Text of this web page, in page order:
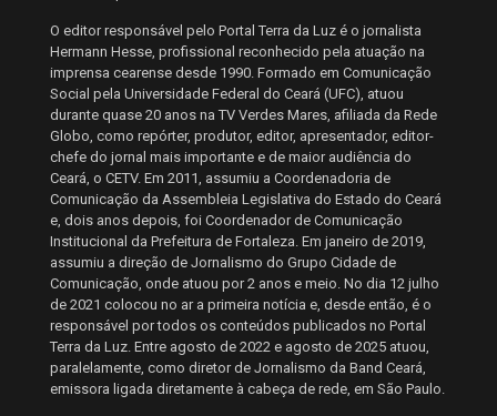
O editor responsável pelo Portal Terra da Luz é o jornalista
Hermann Hesse, profissional reconhecido pela atuação na
imprensa cearense desde 1990. Formado em Comunicação
Social pela Universidade Federal do Ceará (UFC), atuou
durante quase 20 anos na TV Verdes Mares, afiliada da Rede
Globo, como repórter, produtor, editor, apresentador, editor-
chefe do jornal mais importante e de maior audiência do
Ceará, o CETV. Em 2011, assumiu a Coordenadoria de
Comunicação da Assembleia Legislativa do Estado do Ceará
e, dois anos depois, foi Coordenador de Comunicação
Institucional da Prefeitura de Fortaleza. Em janeiro de 2019,
assumiu a direção de Jornalismo do Grupo Cidade de
Comunicação, onde atuou por 2 anos e meio. No dia 12 julho
de 2021 colocou no ar a primeira notícia e, desde então, é o
responsável por todos os conteúdos publicados no Portal
Terra da Luz. Entre agosto de 2022 e agosto de 2025 atuou,
paralelamente, como diretor de Jornalismo da Band Ceará,
emissora ligada diretamente à cabeça de rede, em São Paulo.